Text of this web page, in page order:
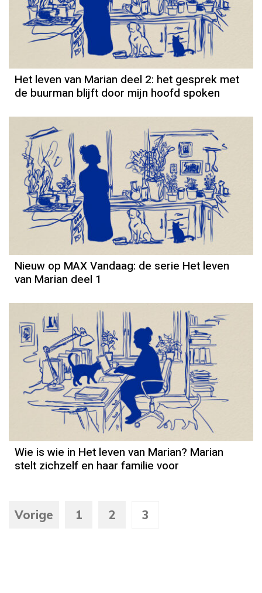
Column
Het leven van Marian deel 2: het gesprek met
de buurman blijft door mijn hoofd spoken
Column
Nieuw op MAX Vandaag: de serie Het leven
van Marian deel 1
Column
Wie is wie in Het leven van Marian? Marian
stelt zichzelf en haar familie voor
Vorige 1 2 3